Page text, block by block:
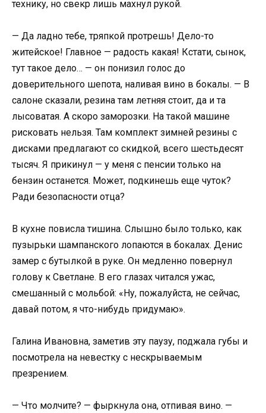
технику, но свекр лишь махнул рукой.
— Да ладно тебе, тряпкой протрешь! Дело-то
житейское! Главное — радость какая! Кстати, сынок,
тут такое дело… — он понизил голос до
доверительного шепота, наливая вино в бокалы. — В
салоне сказали, резина там летняя стоит, да и та
лысоватая. А скоро заморозки. На такой машине
рисковать нельзя. Там комплект зимней резины с
дисками предлагают со скидкой, всего шестьдесят
тысяч. Я прикинул — у меня с пенсии только на
бензин останется. Может, подкинешь еще чуток?
Ради безопасности отца?
В кухне повисла тишина. Слышно было только, как
пузырьки шампанского лопаются в бокалах. Денис
замер с бутылкой в руке. Он медленно повернул
голову к Светлане. В его глазах читался ужас,
смешанный с мольбой: «Ну, пожалуйста, не сейчас,
давай потом, я что-нибудь придумаю».
Галина Ивановна, заметив эту паузу, поджала губы и
посмотрела на невестку с нескрываемым
презрением.
— Что молчите? — фыркнула она, отпивая вино. —